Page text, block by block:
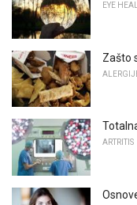
EYE
Zašto
ARTRITIS